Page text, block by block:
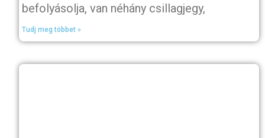
befolyásolja, van néhány csillagjegy,
Tudj meg többet »